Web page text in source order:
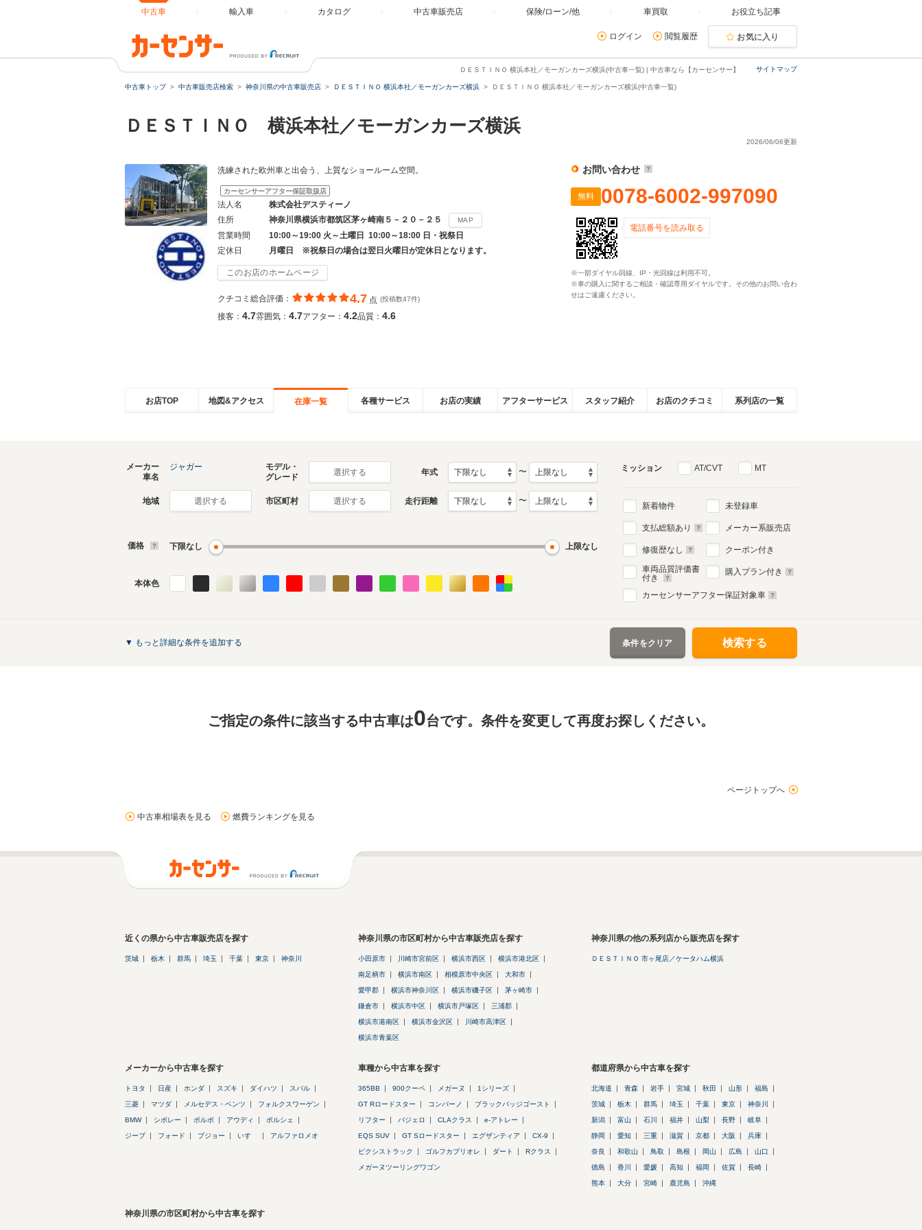
中古車 輸入車 カタログ 中古車販売店 保険/ローン/他 車買取 お役立ち記事
ログイン 閲覧履歴 お気に入り
サイトマップ
ＤＥＳＴＩＮＯ 横浜本社／モーガンカーズ横浜(中古車一覧) | 中古車なら【カーセンサー】
中古車トップ 中古車販売店検索 神奈川県の中古車販売店 ＤＥＳＴＩＮＯ 横浜本社／モーガンカーズ横浜 ＤＥＳＴＩＮＯ 横浜本社／モーガンカーズ横浜(中古車一覧)
ＤＥＳＴＩＮＯ 横浜本社／モーガンカーズ横浜
2026/06/06更新
洗練された欧州車と出会う、上質なショールーム空間。
カーセンサーアフター保証取扱店
法人名
株式会社デスティーノ
住所
神奈川県横浜市都筑区茅ヶ崎南５－２０－２５ MAP
営業時間
10:00～19:00 火～土曜日 10:00～18:00 日・祝祭日
定休日
月曜日 ※祝祭日の場合は翌日火曜日が定休日となります。
このお店のホームページ
クチコミ総合評価： 4.7 点 (投稿数47件)
接客： 4.7雰囲気： 4.7アフター： 4.2品質： 4.6
お問い合わせ
無料 0078-6002-997090
電話番号を読み取る
※一部ダイヤル回線、IP・光回線は利用不可。
※車の購入に関するご相談・確認専用ダイヤルです。その他のお問い合わ
せはご遠慮ください。
お店TOP 地図&アクセス 在庫一覧 各種サービス お店の実績 アフターサービス スタッフ紹介 お店のクチコミ 系列店の一覧
メーカー
車名
ジャガー
モデル・
グレード
選択する 年式 〜
地域 選択する 市区町村 選択する 走行距離 〜
価格 下限なし 上限なし
本体色
ミッション AT/CVT MT
新着物件
支払総額あり
修復歴なし
車両品質評価書
付き
未登録車
メーカー系販売店
クーポン付き
購入プラン付き
カーセンサーアフター保証対象車
▼ もっと詳細な条件を追加する 条件をクリア 検索する
ご指定の条件に該当する中古車は0台です。条件を変更して再度お探しください。
ページトップへ
中古車相場表を見る 燃費ランキングを見る
近くの県から中古車販売店を探す
茨城 栃木 群馬 埼玉 千葉 東京 神奈川
神奈川県の市区町村から中古車販売店を探す
小田原市 川崎市宮前区 横浜市西区 横浜市港北区
南足柄市 横浜市南区 相模原市中央区 大和市
愛甲郡 横浜市神奈川区 横浜市磯子区 茅ヶ崎市
鎌倉市 横浜市中区 横浜市戸塚区 三浦郡
横浜市港南区 横浜市金沢区 川崎市高津区
横浜市青葉区
神奈川県の他の系列店から販売店を探す
ＤＥＳＴＩＮＯ 市ヶ尾店／ケータハム横浜
メーカーから中古車を探す
トヨタ 日産 ホンダ スズキ ダイハツ スバル
三菱 マツダ メルセデス・ベンツ フォルクスワーゲン
BMW シボレー ボルボ アウディ ポルシェ
ジープ フォード プジョー いすゞ アルファロメオ
車種から中古車を探す
365BB 900クーペ メガーヌ 1シリーズ
GT Rロードスター コンパーノ ブラックバッジゴースト
リフター パジェロ CLAクラス e-アトレー
EQS SUV GT Sロードスター エグザンティア CX-9
ピクシストラック ゴルフカブリオレ ダート Rクラス
メガーヌツーリングワゴン
都道府県から中古車を探す
北海道 青森 岩手 宮城 秋田 山形 福島
茨城 栃木 群馬 埼玉 千葉 東京 神奈川
新潟 富山 石川 福井 山梨 長野 岐阜
静岡 愛知 三重 滋賀 京都 大阪 兵庫
奈良 和歌山 鳥取 島根 岡山 広島 山口
徳島 香川 愛媛 高知 福岡 佐賀 長崎
熊本 大分 宮崎 鹿児島 沖縄
神奈川県の市区町村から中古車を探す